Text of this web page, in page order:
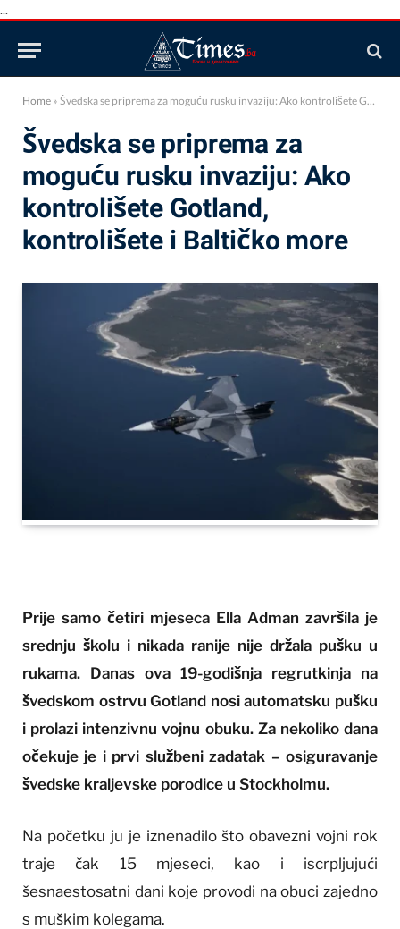
...
Home » Švedska se priprema za moguću rusku invaziju: Ako kontrolišete Gotland, kontrolišete i Baltičko more
Švedska se priprema za
moguću rusku invaziju: Ako
kontrolišete Gotland,
kontrolišete i Baltičko more
Prije samo četiri mjeseca Ella Adman završila je
srednju školu i nikada ranije nije držala pušku u
rukama. Danas ova 19-godišnja regrutkinja na
švedskom ostrvu Gotland nosi automatsku pušku
i prolazi intenzivnu vojnu obuku. Za nekoliko dana
očekuje je i prvi službeni zadatak – osiguravanje
švedske kraljevske porodice u Stockholmu.
Na početku ju je iznenadilo što obavezni vojni rok
traje čak 15 mjeseci, kao i iscrpljujući
šesnaestosatni dani koje provodi na obuci zajedno
s muškim kolegama.